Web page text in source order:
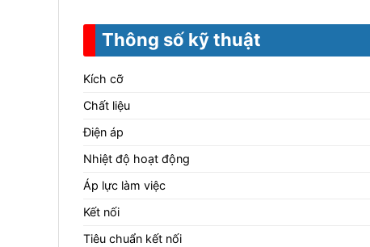
Thông số kỹ thuật
Kích cỡ
Chất liệu
Điện áp
Nhiệt độ hoạt động
Áp lực làm việc
Kết nối
Tiêu chuẩn kết nối